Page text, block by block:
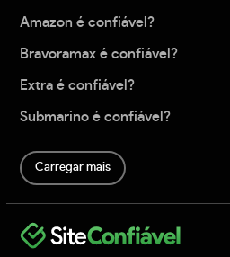
Amazon é confiável?
Bravoramax é confiável?
Extra é confiável?
Submarino é confiável?
Carregar mais